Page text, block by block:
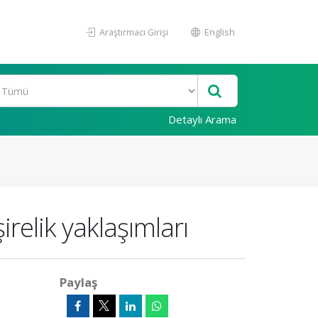
Araştırmacı Girişi English
Detaylı Arama
yaklaşımları
Paylaş